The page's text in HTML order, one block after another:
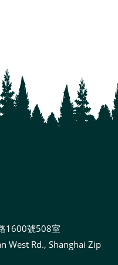
1600號508室
West Rd., Shanghai Zip